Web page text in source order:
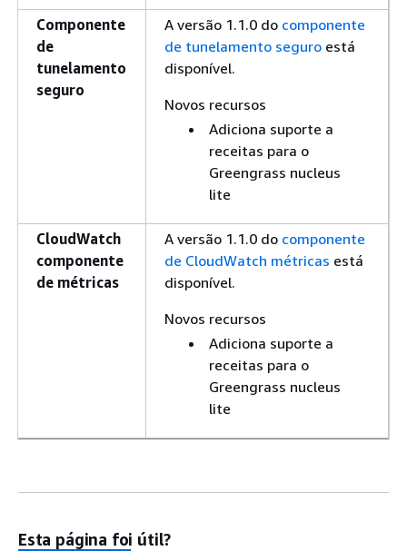
Componente
de
tunelamento
seguro
A versão 1.1.0 do componente
de tunelamento seguro está
disponível.
Novos recursos
Adiciona suporte a
receitas para o
Greengrass nucleus
lite
CloudWatch
componente
de métricas
A versão 1.1.0 do componente
de CloudWatch métricas está
disponível.
Novos recursos
Adiciona suporte a
receitas para o
Greengrass nucleus
lite
Esta página foi útil?